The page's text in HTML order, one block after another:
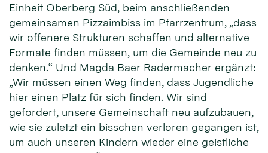
Einheit Oberberg Süd, beim anschließenden
gemeinsamen Pizzaimbiss im Pfarrzentrum, „dass
wir offenere Strukturen schaffen und alternative
Formate finden müssen, um die Gemeinde neu zu
denken.“ Und Magda Baer Radermacher ergänzt:
„Wir müssen einen Weg finden, dass Jugendliche
hier einen Platz für sich finden. Wir sind
gefordert, unsere Gemeinschaft neu aufzubauen,
wie sie zuletzt ein bisschen verloren gegangen ist,
um auch unseren Kindern wieder eine geistliche